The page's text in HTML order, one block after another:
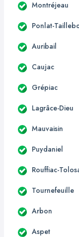
Montréjeau
Ponlat-
Auribail
Caujac
Grépiac
Lagrâce-Dieu
Mauvaisin
Puydaniel
Rouffiac-
Tournefeuille
Arbon
Aspet